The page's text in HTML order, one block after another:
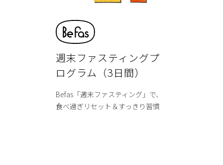
週末ファスティングプ
ログラム（3日間）
Befas「週末ファスティング」で、
食べ過ぎリセット＆すっきり習慣